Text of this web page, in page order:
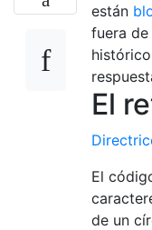
están
fuera
El
El
de un